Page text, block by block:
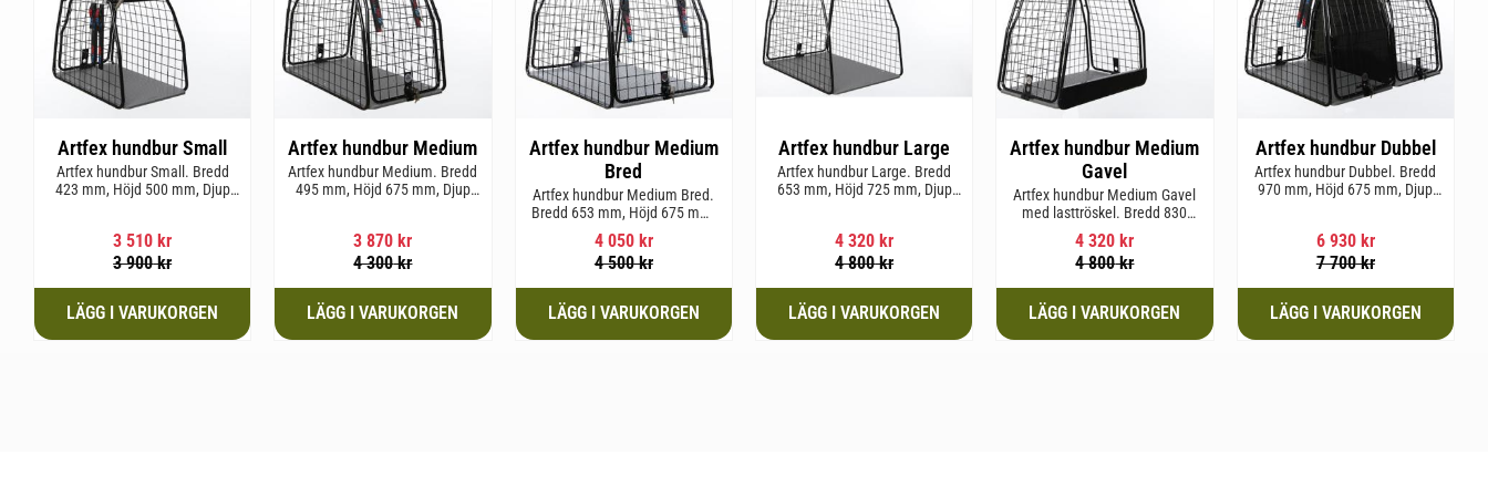
Artfex hundbur Small
Artfex hundbur Small. Bredd
423 mm, Höjd 500 mm, Djup
3 510 kr
3 900kr
Artfex hundbur Medium
Artfex hundbur Medium. Bredd
495 mm, Höjd 675 mm, Djup
3 870 kr
4 300kr
Artfex hundbur Medium
Bred
Artfex hundbur Medium Bred.
Bredd 653 mm, Höjd 675 mm,
Djup 830 mm och Vikt 19,7 kg.
4 050kr
4 500kr
Artfex hundbur Large
Artfex hundbur Large. Bredd
653 mm, Höjd 725 mm, Djup
4 320 kr
4 800kr
Artfex hundbur Medium
Gavel
Artfex hundbur Medium Gavel
med lasttröskel. Bredd 830
mm, Höjd 675 mm, Djup 495
mm och Vikt 20,1 kg.
4 320 kr
4 800kr
Artfex hundbur Dubbel
Artfex hundbur Dubbel. Bredd
970 mm, Höjd 675 mm, Djup
6 930kr
7 700kr